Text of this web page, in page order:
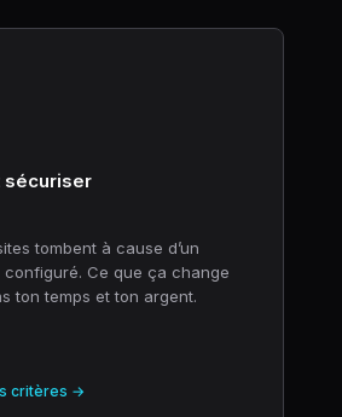
sécuriser
tombent à cause d’un
configuré. Ce que ça change
ton temps et ton argent.
critères →